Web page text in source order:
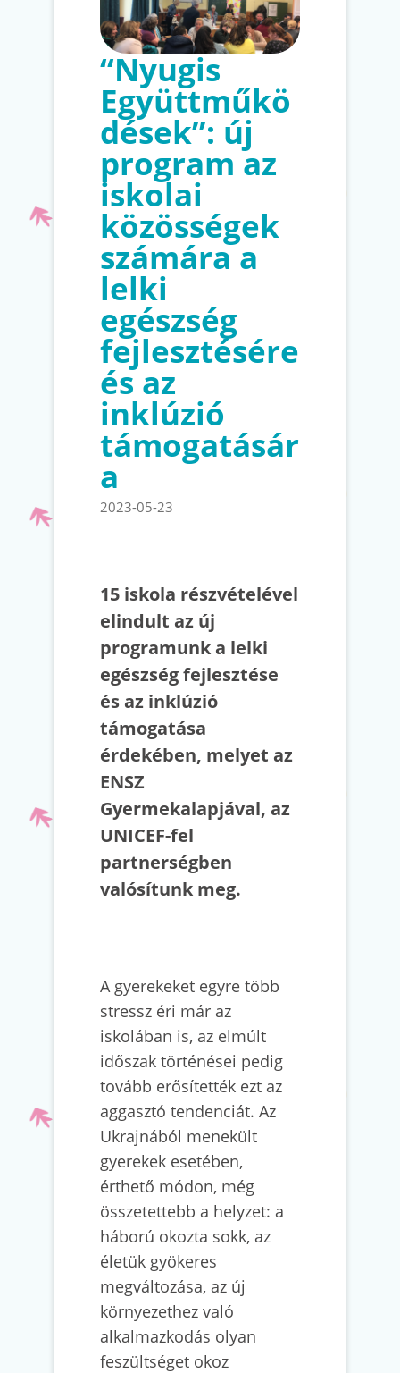
“Nyugis
Együttműkö
dések”: új
program az
iskolai
közösségek
számára a
lelki
egészség
fejlesztésére
és az
inklúzió
támogatásár
a
2023-05-23
15 iskola részvételével
elindult az új
programunk a lelki
egészség fejlesztése
és az inklúzió
támogatása
érdekében, melyet az
ENSZ
Gyermekalapjával, az
UNICEF-fel
partnerségben
valósítunk meg.
A gyerekeket egyre több
stressz éri már az
iskolában is, az elmúlt
időszak történései pedig
tovább erősítették ezt az
aggasztó tendenciát. Az
Ukrajnából menekült
gyerekek esetében,
érthető módon, még
összetettebb a helyzet: a
háború okozta sokk, az
életük gyökeres
megváltozása, az új
környezethez való
alkalmazkodás olyan
feszültséget okoz